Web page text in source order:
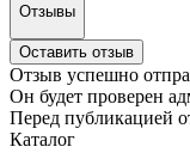
Отзывы
Оставить отзыв
Отзыв успешно
Он будет проверен
Перед публикацией
Каталог